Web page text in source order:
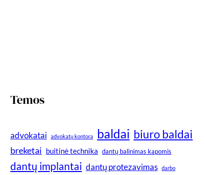
Temos
advokatai advokatų kontora baldai biuro baldai
breketai buitinė technika dantų balinimas kapomis
dantų implantai dantų protezavimas darbo